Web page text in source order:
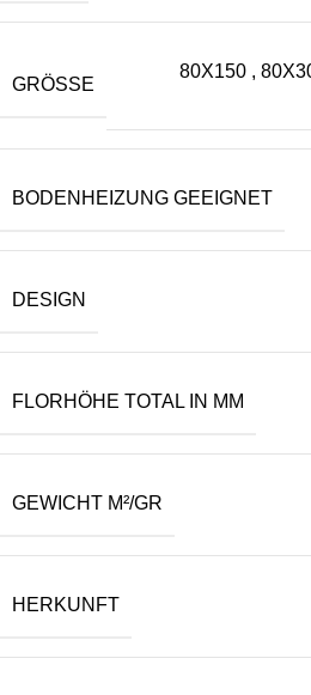
GRÖSSE
80X150 ,
BODENHEIZUNG GEEIGNET
DESIGN
FLORHÖHE TOTAL IN MM
GEWICHT M²/GR
HERKUNFT